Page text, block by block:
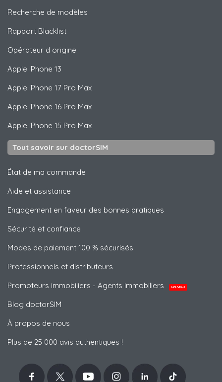
Recherche de modèles
Rapport Blacklist
Opérateur d origine
Apple iPhone 13
Apple iPhone 17 Pro Max
Apple iPhone 16 Pro Max
Apple iPhone 15 Pro Max
Tout savoir sur doctorSIM
État de ma commande
Aide et assistance
Engagement en faveur des bonnes pratiques
Sécurité et confiance
Modes de paiement 100 % sécurisés
Professionnels et distributeurs
Promoteurs immobiliers - Agents immobiliers
NOUVEAU
Blog doctorSIM
À propos de nous
Plus de 25 000 avis authentiques !